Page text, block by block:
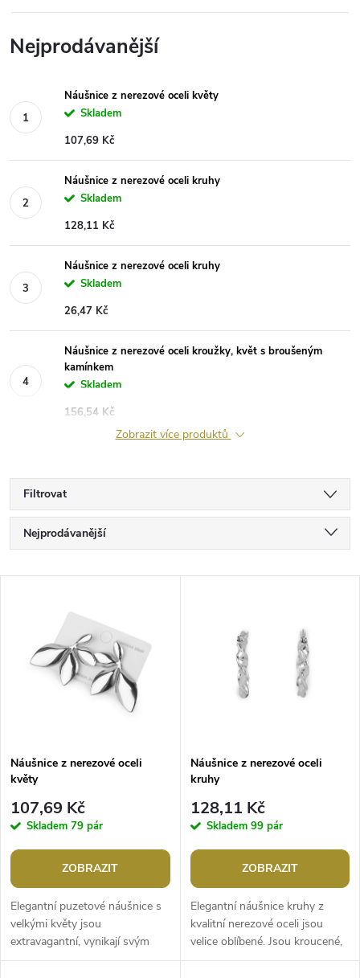
Nejprodávanější
Náušnice z nerezové oceli květy
Skladem
107,69 Kč
Náušnice z nerezové oceli kruhy
Skladem
128,11 Kč
Náušnice z nerezové oceli kruhy
Skladem
26,47 Kč
Náušnice z nerezové oceli kroužky, květ s broušeným
kamínkem
Skladem
156,54 Kč
Zobrazit více produktů
Filtrovat
Ř
a
p
r
o
d
u
Nejprodávanější
Abecedně
s
p
r
o
d
u
Náušnice z nerezové oceli
květy
107,69 Kč
Skladem 79 pár
ZOBRAZIT
Elegantní puzetové náušnice s
velkými květy jsou
extravagantní, vynikají svým
čistým designem. Využijete je
Náušnice z nerezové oceli
kruhy
128,11 Kč
Skladem 99 pár
ZOBRAZIT
Elegantní náušnice kruhy z
kvalitní nerezové oceli jsou
velice oblíbené. Jsou kroucené,
mají vysoký lesk. Díky svému